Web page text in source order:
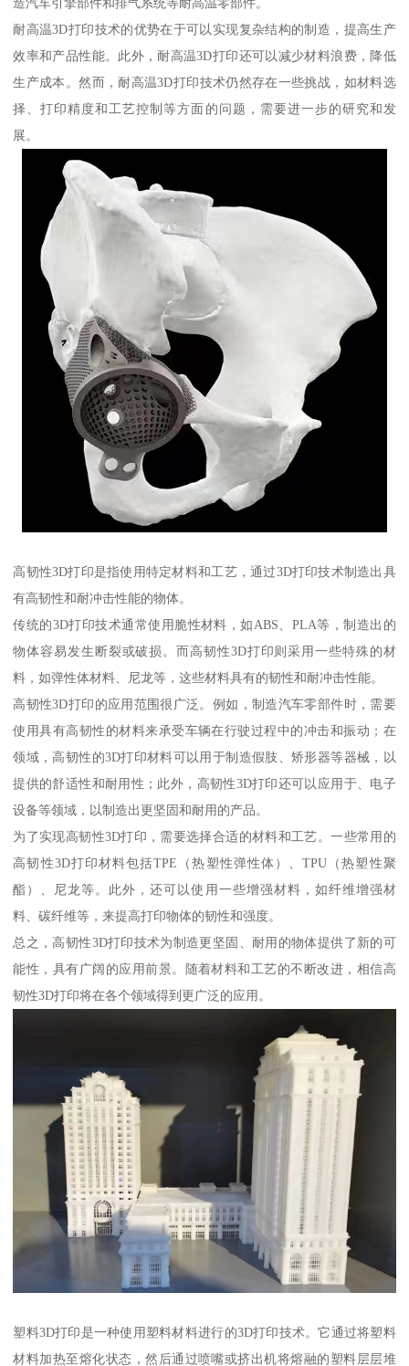
耐高温3D打印技术的优势在于可以实现复杂结构的制造，提高生产
效率和产品性能。此外，耐高温3D打印还可以减少材料浪费，降低
生产成本。然而，耐高温3D打印技术仍然存在一些挑战，如材料选
择、打印精度和工艺控制等方面的问题，需要进一步的研究和发
展。
高韧性3D打印是指使用特定材料和工艺，通过3D打印技术制造出具
有高韧性和耐冲击性能的物体。
传统的3D打印技术通常使用脆性材料，如ABS、PLA等，制造出的
物体容易发生断裂或破损。而高韧性3D打印则采用一些特殊的材
料，如弹性体材料、尼龙等，这些材料具有的韧性和耐冲击性能。
高韧性3D打印的应用范围很广泛。例如，制造汽车零部件时，需要
使用具有高韧性的材料来承受车辆在行驶过程中的冲击和振动；在
领域，高韧性的3D打印材料可以用于制造假肢、矫形器等器械，以
提供的舒适性和耐用性；此外，高韧性3D打印还可以应用于、电子
设备等领域，以制造出更坚固和耐用的产品。
为了实现高韧性3D打印，需要选择合适的材料和工艺。一些常用的
高韧性3D打印材料包括TPE（热塑性弹性体）、TPU（热塑性聚
酯）、尼龙等。此外，还可以使用一些增强材料，如纤维增强材
料、碳纤维等，来提高打印物体的韧性和强度。
总之，高韧性3D打印技术为制造更坚固、耐用的物体提供了新的可
能性，具有广阔的应用前景。随着材料和工艺的不断改进，相信高
韧性3D打印将在各个领域得到更广泛的应用。
塑料3D打印是一种使用塑料材料进行的3D打印技术。它通过将塑料
材料加热至熔化状态，然后通过喷嘴或挤出机将熔融的塑料层层堆